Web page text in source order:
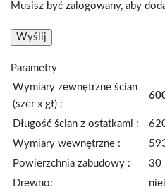
Musisz być zalogowany, aby
Parametry
Wymiary zewnętrzne ścian
(szer x gł) :
Długość ścian z ostatkami :
Wymiary wewnętrzne :
Powierzchnia zabudowy :
30
Drewno: